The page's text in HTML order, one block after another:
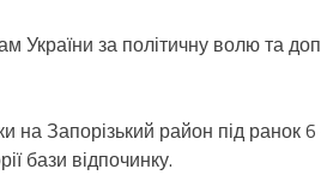
України за політичну волю та
на Запорізький район під ранок 6
бази відпочинку.